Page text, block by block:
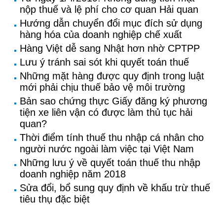
nộp thuế và lệ phí cho cơ quan Hải quan
Hướng dẫn chuyển đổi mục đích sử dụng
hàng hóa của doanh nghiệp chế xuất
Hàng Việt dễ sang Nhật hơn nhờ CPTPP
Lưu ý tránh sai sót khi quyết toán thuế
Những mặt hàng được quy định trong luật
mới phải chịu thuế bảo vệ môi trường
Bản sao chứng thực Giấy đăng ký phương
tiện xe liên vận có được làm thủ tục hải
quan?
Thời điểm tính thuế thu nhập cá nhân cho
người nước ngoài làm việc tại Việt Nam
Những lưu ý về quyết toán thuế thu nhập
doanh nghiệp năm 2018
Sửa đổi, bổ sung quy định về khấu trừ thuế
tiêu thụ đặc biệt